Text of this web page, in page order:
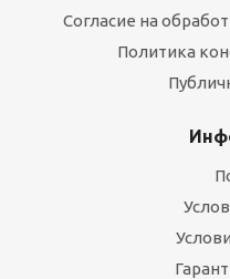
Согласие на
Политика